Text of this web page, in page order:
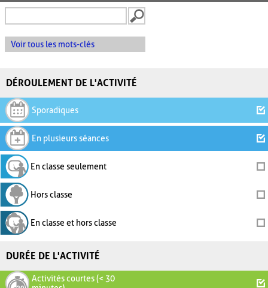
Voir tous les mots-clés
DÉROULEMENT DE L'ACTIVITÉ
Sporadiques
En plusieurs séances
En classe seulement
Hors classe
En classe et hors classe
DURÉE DE L'ACTIVITÉ
Activités courtes (< 30